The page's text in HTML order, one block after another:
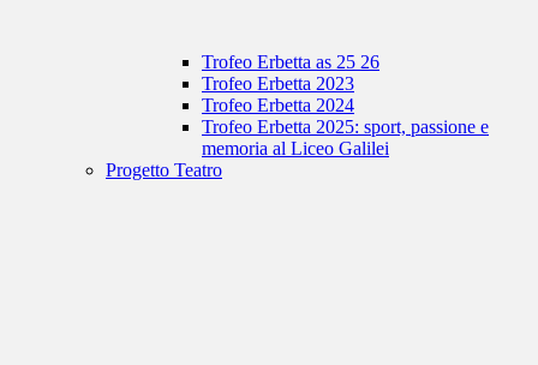
Trofeo Erbetta as 25 26
Trofeo Erbetta 2023
Trofeo Erbetta 2024
Trofeo Erbetta 2025: sport, passione e
memoria al Liceo Galilei
Progetto Teatro